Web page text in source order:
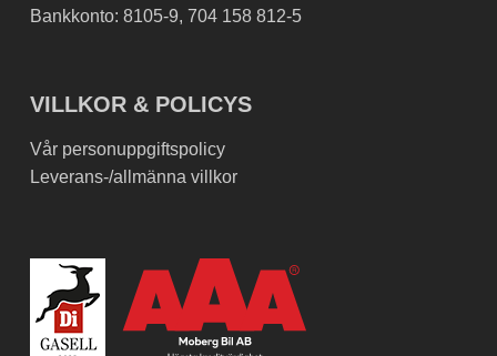
Bankkonto: 8105-9, 704 158 812-5
VILLKOR & POLICYS
Vår personuppgiftspolicy
Leverans-/allmänna villkor